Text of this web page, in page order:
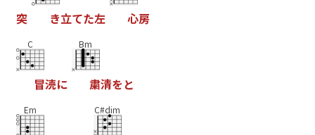
突 き立てた左 心房
C
冒涜に
Bm
粛清をと
Em C#dim